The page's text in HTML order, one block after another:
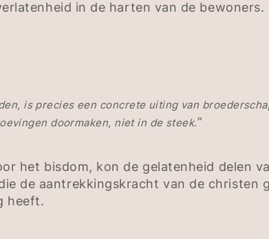
in de harten van de bewoners.
is precies een concrete uiting van
doormaken, niet in de steek.”
het bisdom, kon de gelatenheid delen
de aantrekkingskracht van de christen
heeft.